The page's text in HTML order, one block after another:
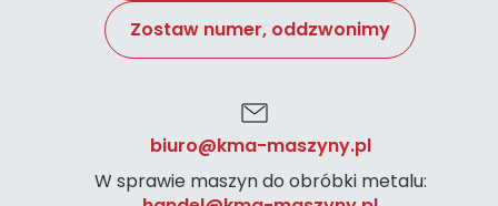
Zostaw numer, oddzwonimy
biuro@kma-maszyny.pl
W sprawie maszyn do obróbki metalu: